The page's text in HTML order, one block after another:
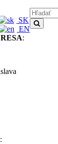
SK
EN
: